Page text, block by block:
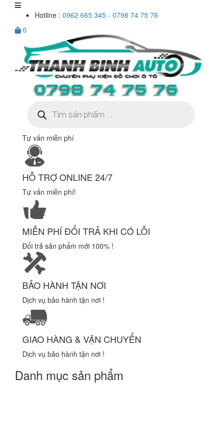
Hotline : 0962 665 345 - 0798 74 75 76
0
kiếm
sản
Tư vấn miễn phí
HỖ TRỢ ONLINE 24/7
Tư vấn miễn phí!
MIỄN PHÍ ĐỔI TRẢ KHI CÓ LỖI
Đổi trả sản phẩm mới 100% !
BẢO HÀNH TẬN NƠI
Dịch vụ bảo hành tận nơi !
GIAO HÀNG & VẬN CHUYỂN
Dịch vụ bảo hành tận nơi !
Danh mục sản phẩm